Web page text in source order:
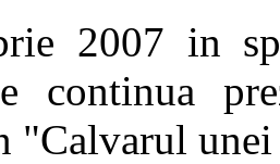
2007 in
continua
"Calvarul